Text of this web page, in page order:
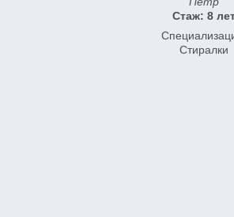
Стаж: 8
Стиралки